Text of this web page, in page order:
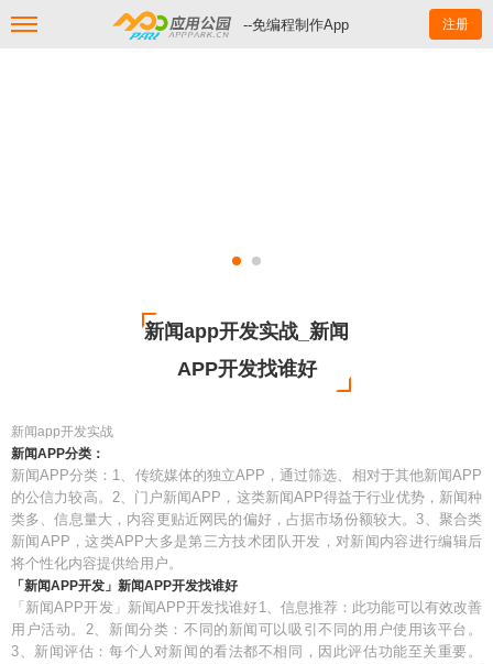
--免编程制作App 注册
新闻app开发实战_新闻
APP开发找谁好
新闻app开发实战
新闻APP分类：
新闻APP分类：1、传统媒体的独立APP，通过筛选、相对于其他新闻APP
的公信力较高。2、门户新闻APP，这类新闻APP得益于行业优势，新闻种
类多、信息量大，内容更贴近网民的偏好，占据市场份额较大。3、聚合类
新闻APP，这类APP大多是第三方技术团队开发，对新闻内容进行编辑后
将个性化内容提供给用户。
「新闻APP开发」新闻APP开发找谁好
「新闻APP开发」新闻APP开发找谁好1、信息推荐：此功能可以有效改善
用户活动。2、新闻分类：不同的新闻可以吸引不同的用户使用该平台。
3、新闻评估：每个人对新闻的看法都不相同，因此评估功能至关重要。